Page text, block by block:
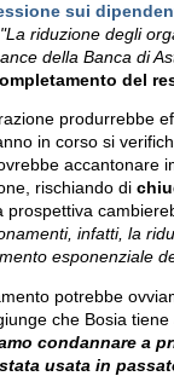
sui
"La riduzione degli
della Banca di
del
produrrebbe
in corso si
accantonare
rischiando di
prospettiva
infatti, la
esponenziale
potrebbe
che Bosia
condannare a
usata in